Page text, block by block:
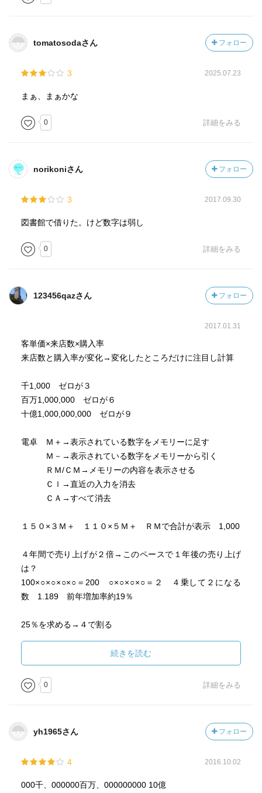
tomatosodaさん フォロー
3 2025.07.23
まぁ、まぁかな
0 詳細をみる
norikoniさん フォロー
3 2017.09.30
図書館で借りた。けど数字は弱し
0 詳細をみる
123456qazさん フォロー
2017.01.31
客単価×来店数×購入率
来店数と購入率が変化→変化したところだけに注目し計算
千1,000 ゼロが３
百万1,000,000 ゼロが６
十億1,000,000,000 ゼロが９
電卓 Ｍ＋→表示されている数字をメモリーに足す
Ｍ－→表示されている数字をメモリーから引く
ＲＭ/ＣＭ→メモリーの内容を表示させる
Ｃｌ→直近の入力を消去
ＣＡ→すべて消去
１５０×３Ｍ＋ １１０×５Ｍ＋ ＲＭで合計が表示 1,000
４年間で売り上げが２倍→このペースで１年後の売り上げ
は？
100×○×○×○×○＝200 ○×○×○×○＝２ ４乗して２になる
数 1.189 前年増加率約19％
25％を求める→４で割る
Aは２時間、Bは４時間→２人同時にやると→１時間で50％
＋25％＝75％ 100÷75＝1.33時間
つ？
差が680、月に23ずつ差が縮小→
１日当たり50個の売上 定価1,000円で原価率２割 販売の
固定費は700万円→
続きを読む
0 詳細をみる
yh1965さん フォロー
4 2016.10.02
000千、000000百万、000000000 10億